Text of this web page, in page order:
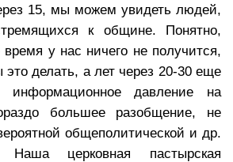
15, мы можем увидеть людей,
к общине. Понятно,
у нас ничего не получится,
делать, а лет через 20-30 еще
информационное давление на
большее разобщение, не
общеполитической и др.
Наша церковная пастырская